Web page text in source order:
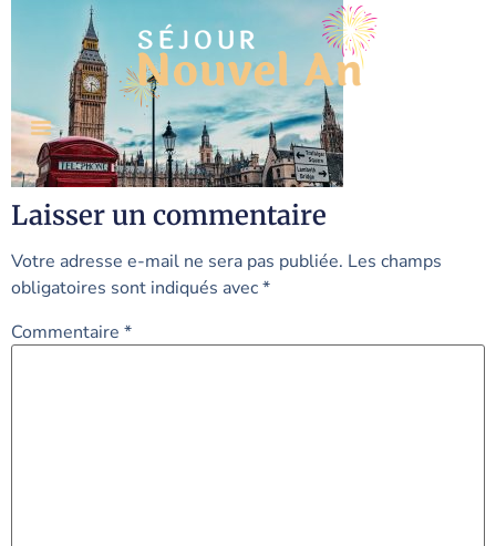
Laisser un commentaire
Votre adresse e-mail ne sera pas publiée. Les champs
obligatoires sont indiqués avec*
Commentaire *